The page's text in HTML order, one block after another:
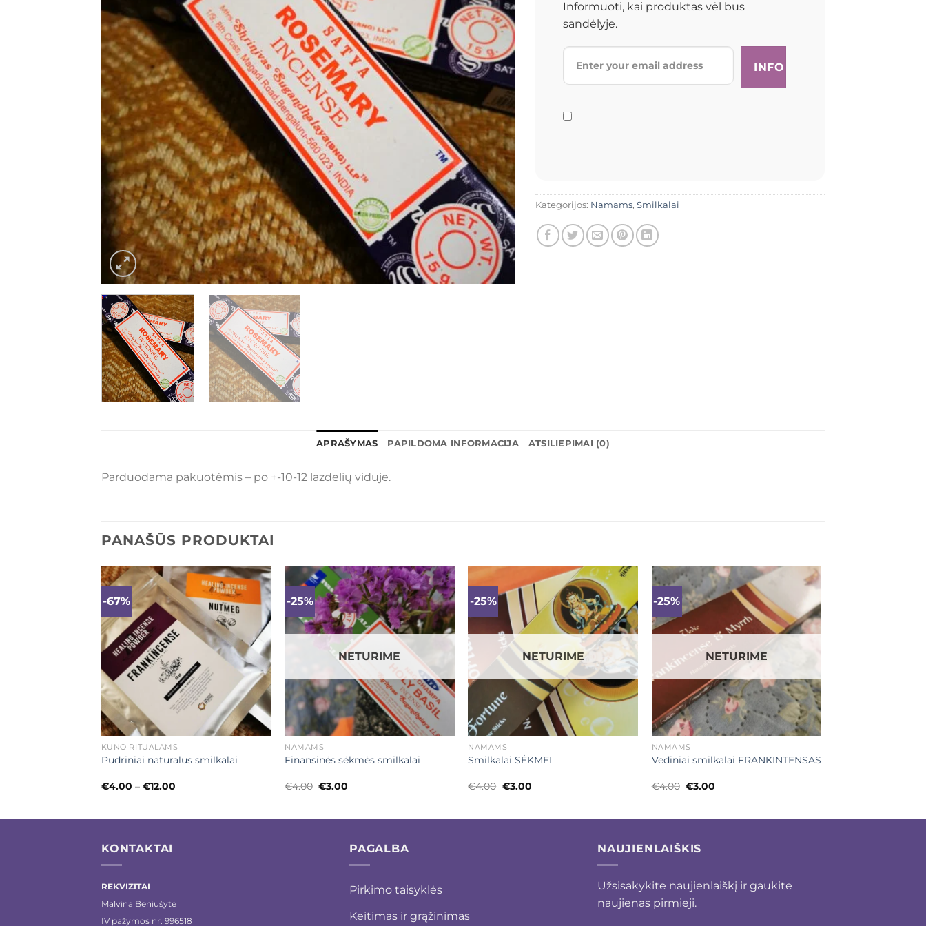
Informuoti, kai produktas vėl bus
sandėlyje.
Kategorijos: Namams, Smilkalai
APRAŠYMAS PAPILDOMA INFORMACIJA ATSILIEPIMAI (0)
Parduodama pakuotėmis – po +-10-12 lazdelių viduje.
PANAŠŪS PRODUKTAI
-67% Mėgstamiausias
KŪNO RITUALAMS
Pudriniai natūralūs smilkalai
€4.00 – €12.00Price
-25% Mėgstamiausias
+
NETURIME
NAMAMS
Finansinės sėkmės smilkalai
€4.00 Original
€3.00
-25% Mėgstamiausias
+
NETURIME
NAMAMS
Smilkalai SĖKMEI
€4.00 Original
€3.00Current
-25% Mėgstamiausias
+
NETURIME
NAMAMS
Vediniai smilkalai FRANKINTENSAS
€4.00 Original
€3.00Current
KONTAKTAI
REKVIZITAI
Malvina Beniušytė
IV pažymos nr. 996518
PAGALBA
Pirkimo taisyklės
Keitimas ir grąžinimas
NAUJIENLAIŠKIS
Užsisakykite naujienlaiškį ir gaukite
naujienas pirmieji.